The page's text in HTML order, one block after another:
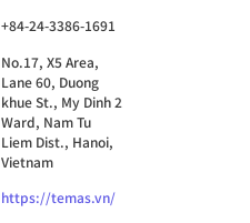
+84-24-3386-1691
No.17, X5 Area,
Lane 60, Duong
khue St., My Dinh 2
Ward, Nam Tu
Liem Dist., Hanoi,
Vietnam
https://temas.vn/